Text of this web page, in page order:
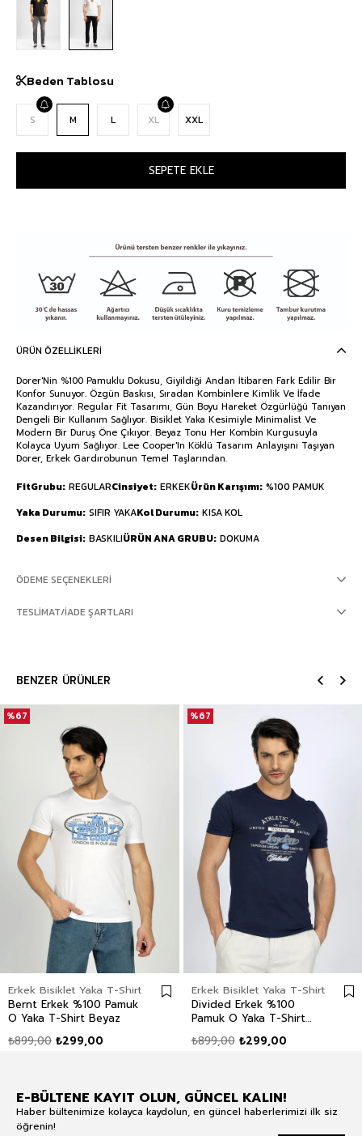
Beden Tablosu
S M L XL XXL
ÜRÜN ÖZELLIKLERI
Dorer'Nin %100 Pamuklu Dokusu, Giyildiği Andan İtibaren Fark Edilir Bir
Konfor Sunuyor. Özgün Baskısı, Sıradan Kombinlere Kimlik Ve İfade
Kazandırıyor. Regular Fit Tasarımı, Gün Boyu Hareket Özgürlüğü Tanıyan
Dengeli Bir Kullanım Sağlıyor. Bisiklet Yaka Kesimiyle Minimalist Ve
Modern Bir Duruş Öne Çıkıyor. Beyaz Tonu Her Kombin Kurgusuyla
Kolayca Uyum Sağlıyor. Lee Cooper'In Köklü Tasarım Anlayışını Taşıyan
Dorer, Erkek Gardırobunun Temel Taşlarından.
FitGrubu REGULARCinsiyet ERKEKÜrün Karışımı %100 PAMUK
Yaka Durumu SIFIR YAKAKol Durumu KISA KOL
Desen Bilgisi BASKILIÜRÜN ANA GRUBU DOKUMA
ÖDEME SEÇENEKLERI
TESLIMAT/İADE ŞARTLARI
BENZER ÜRÜNLER
Erkek Bisiklet Yaka T-Shirt
Bernt Erkek %100 Pamuk
O Yaka T-Shirt Beyaz
₺299,00
₺899,00
%67
Erkek Bisiklet Yaka T-Shirt
Divided Erkek %100
Pamuk O Yaka T-Shirt
₺299,00
₺899,00
%67
E-BÜLTENE KAYIT OLUN, GÜNCEL KALIN!
Haber bültenimize kolayca kaydolun, en güncel haberlerimizi ilk siz
öğrenin!